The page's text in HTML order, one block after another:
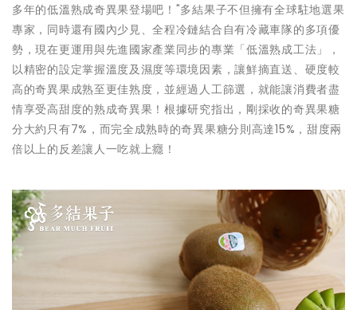
多年的低溫熟成奇異果登場吧！"多結果子不但擁有全球駐地選果
專家，同時還有國內少見、全程冷鏈結合自有冷藏車隊的多項優
勢，現在更運用與先進國家產業同步的專業「低溫熟成工法」，
以精密的設定掌握溫度及濕度等環境因素，讓鮮摘直送、硬度較
高的奇異果成熟至更佳熟度，並經過人工篩選，就能讓消費者盡
情享受高甜度的熟成奇異果！根據研究指出，剛採收的奇異果糖
分大約只有7%，而完全成熟時的奇異果糖分則高達15%，甜度兩
倍以上的反差讓人一吃就上癮！